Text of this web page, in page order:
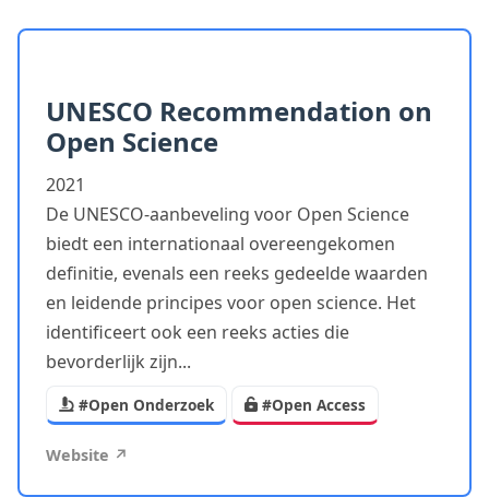
UNESCO Recommendation on
Open Science
2021
De UNESCO-aanbeveling voor Open Science
biedt een internationaal overeengekomen
definitie, evenals een reeks gedeelde waarden
en leidende principes voor open science. Het
identificeert ook een reeks acties die
bevorderlijk zijn...
#Open Onderzoek #Open Access
Website ↗